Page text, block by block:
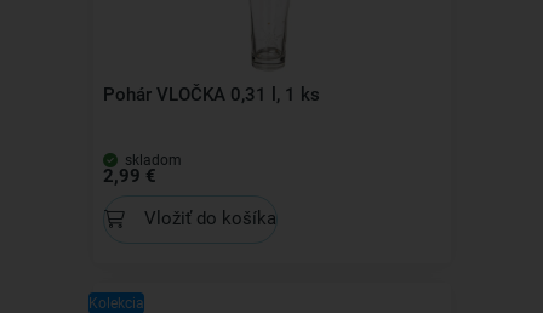
Pohár VLOČKA 0,31 l, 1 ks
skladom
2,99 €
Vložiť do košíka
Kolekcia